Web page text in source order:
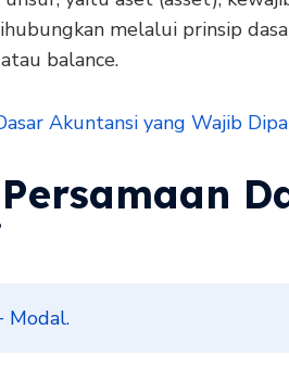
melalui prinsip
balance.
Akuntansi yang Wajib
Modal.